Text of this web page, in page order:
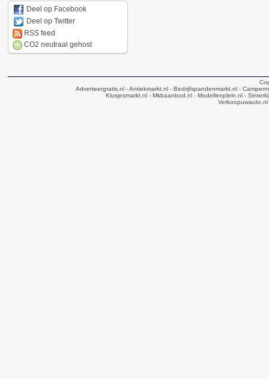
Deel op Facebook
Deel op Twitter
RSS feed
CO2 neutraal gehost
Adverteergratis.nl - Antiekmarkt.nl - Bedrijfspandenmarkt.nl -
Klusjesmarkt.nl- Mkbaanbod.nl- Modellenplein.nl-
Verkoopuwauto.nl